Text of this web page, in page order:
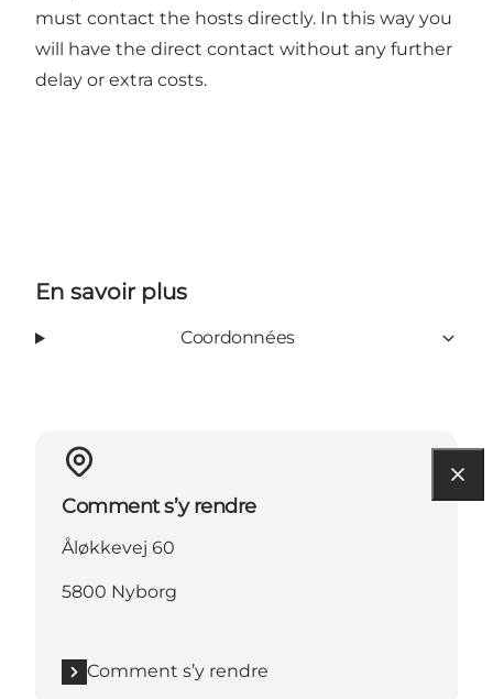
must contact the hosts directly. In this way you
will have the direct contact without any further
delay or extra costs.
En savoir plus
Coordonnées
Comment s’y rendre
Åløkkevej 60
5800 Nyborg
Comment s’y rendre